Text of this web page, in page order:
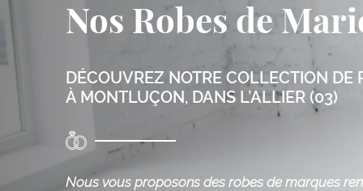
Adresse email de réception
Nos Robes de
DÉCOUVREZ NOTRE COLLECTION DE
À MONTLUÇON, DANS L’ALLIER (03)
Nous vous proposons des robes de marques